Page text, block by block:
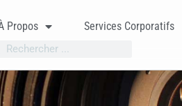
Propos Services Corporatifs